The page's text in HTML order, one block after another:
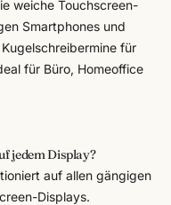
weiche Touchscreen-
Smartphones und
für
für Büro, Homeoffice
jedem Display?
auf allen gängigen
Displays.